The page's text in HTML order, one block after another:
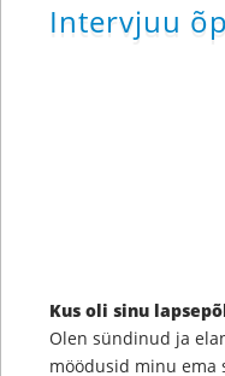
Intervjuu
Kus oli sinu
Olen sündinud ja
möödusid minu ema